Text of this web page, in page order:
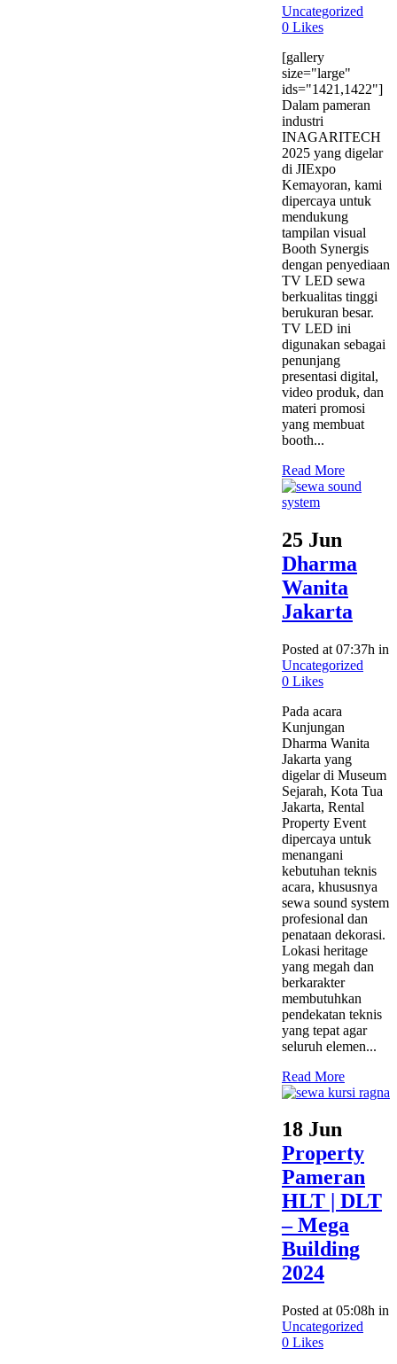
Uncategorized
0 Likes
[gallery
size="large"
ids="1421,1422"]
Dalam pameran
industri
INAGARITECH
2025 yang digelar
di JIExpo
Kemayoran, kami
dipercaya untuk
mendukung
tampilan visual
Booth Synergis
dengan penyediaan
TV LED sewa
berkualitas tinggi
berukuran besar.
TV LED ini
digunakan sebagai
penunjang
presentasi digital,
video produk, dan
materi promosi
yang membuat
booth...
Read More
25 Jun
Dharma
Wanita
Jakarta
Posted at 07:37h in
Uncategorized
0 Likes
Pada acara
Kunjungan
Dharma Wanita
Jakarta yang
digelar di Museum
Sejarah, Kota Tua
Jakarta, Rental
Property Event
dipercaya untuk
menangani
kebutuhan teknis
acara, khususnya
sewa sound system
profesional dan
penataan dekorasi.
Lokasi heritage
yang megah dan
berkarakter
membutuhkan
pendekatan teknis
yang tepat agar
seluruh elemen...
Read More
18 Jun
Property
Pameran
HLT | DLT
– Mega
Building
2024
Posted at 05:08h in
Uncategorized
0 Likes